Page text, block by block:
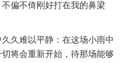
偏不倚刚好打在我的鼻梁
久难以平静：在这场小雨中
将会重新开始，待那场能够